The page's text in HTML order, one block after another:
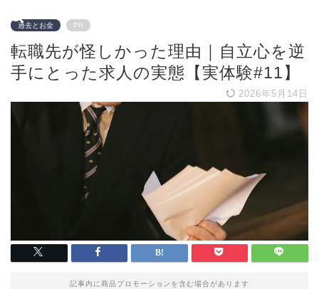
過去とお金 PR
転職先が怪しかった理由｜自立心を逆
手にとった求人の実態【実体験#11】
2026年5月14日
記事内に商品プロモーションを含む場合があります